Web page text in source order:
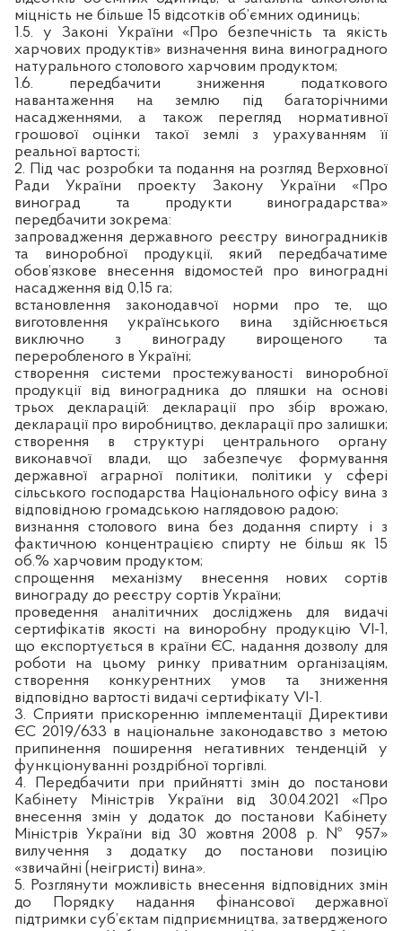
міцність не більше 15 відсотків об’ємних одиниць;
1.5. у Законі України «Про безпечність та якість
харчових продуктів» визначення вина виноградного
натурального столового харчовим продуктом;
1.6. передбачити зниження податкового
навантаження на землю під багаторічними
насадженнями, а також перегляд нормативної
грошової оцінки такої землі з урахуванням її
реальної вартості;
2. Під час розробки та подання на розгляд Верховної
Ради України проекту Закону України «Про
виноград та продукти виноградарства»
передбачити зокрема:
запровадження державного реєстру виноградників
та виноробної продукції, який передбачатиме
обов’язкове внесення відомостей про виноградні
насадження від 0,15 га;
встановлення законодавчої норми про те, що
виготовлення українського вина здійснюється
виключно з винограду вирощеного та
переробленого в Україні;
створення системи простежуваності виноробної
продукції від виноградника до пляшки на основі
трьох декларацій: декларації про збір врожаю,
декларації про виробництво, декларації про залишки;
створення в структурі центрального органу
виконавчої влади, що забезпечує формування
державної аграрної політики, політики у сфері
сільського господарства Національного офісу вина з
відповідною громадською наглядовою радою;
визнання столового вина без додання спирту і з
фактичною концентрацією спирту не більш як 15
об.% харчовим продуктом;
спрощення механізму внесення нових сортів
винограду до реєстру сортів України;
проведення аналітичних досліджень для видачі
сертифікатів якості на виноробну продукцію VI-1,
що експортується в країни ЄС, надання дозволу для
роботи на цьому ринку приватним організаціям,
створення конкурентних умов та зниження
відповідно вартості видачі сертифікату VI-1.
3. Сприяти прискоренню імплементації Директиви
ЄС 2019/633 в національне законодавство з метою
припинення поширення негативних тенденцій у
функціонуванні роздрібної торгівлі.
4. Передбачити при прийнятті змін до постанови
Кабінету Міністрів України від 30.04.2021 «Про
внесення змін у додаток до постанови Кабінету
Міністрів України від 30 жовтня 2008 р. № 957»
вилучення з додатку до постанови позицію
«звичайні (неігристі) вина».
5. Розглянути можливість внесення відповідних змін
до Порядку надання фінансової державної
підтримки суб’єктам підприємництва, затвердженого